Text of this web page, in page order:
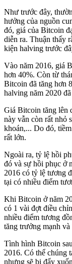
Như trước đây,
hưởng của nguồn
đó, giá của Bitcoin
diễn ra. Thuận thấy
kiện halving trước
Vào năm 2016, giá
hơn 40%. Còn từ
Bitcoin đã tăng hơn
halving năm 2020
Giá Bitcoin tăng lên
này vẫn còn rất nhỏ
khoán,... Do đó,
rất lớn.
Ngoài ra, tỷ lệ hồi
đó và sự hồi phục ở
2016 có tỷ lệ tương
tại có nhiều điểm
Khi Bitcoin ở năm
có 1 vài đợt điều
nhiều điểm tương
tăng trưởng mạnh
Tình hình Bitcoin
2016. Có thể chúng
nhưng sẽ bị đẩy